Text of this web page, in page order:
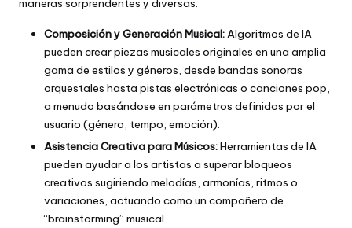
maneras sorprendentes y diversas:
Composición y Generación Musical:Algoritmos de IA
pueden crear piezas musicales originales en una amplia
gama de estilos y géneros, desde bandas sonoras
orquestales hasta pistas electrónicas o canciones pop,
a menudo basándose en parámetros definidos por el
usuario (género, tempo, emoción).
Asistencia Creativa para Músicos:Herramientas de IA
pueden ayudar a los artistas a superar bloqueos
creativos sugiriendo melodías, armonías, ritmos o
variaciones, actuando como un compañero de
“brainstorming” musical.